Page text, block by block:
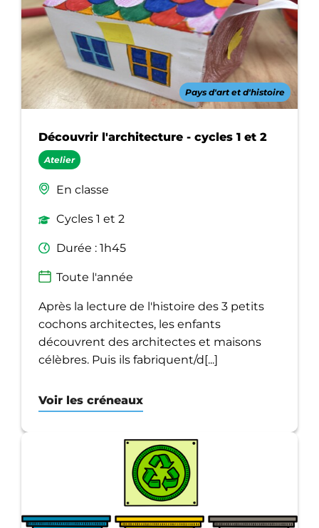
Découvrir l'architecture - cycles 1 et 2
Atelier
En classe
Cycles 1 et 2
Durée : 1h45
Toute l'année
Après la lecture de l'histoire des 3 petits
cochons architectes, les enfants
découvrent des architectes et maisons
célèbres. Puis ils fabriquent/d[...]
Voir les créneaux
Pays d'art et d'histoire